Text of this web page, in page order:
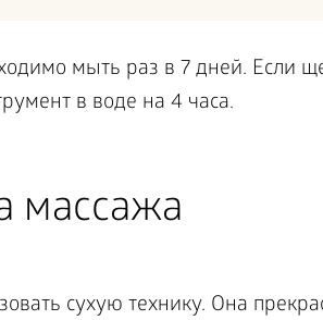
массажа
сухую технику. Она